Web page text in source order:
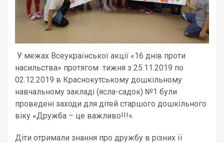
У межах Всеукраїнської акції «16 днів проти
насильства» протягом тижня з 25.11.2019 по
02.12.2019 в Краснокутському дошкільному
навчальному закладі (ясла-садок) №1 були
проведені заходи для дітей старшого дошкільного
віку «Дружба – це важливо!!!».
Діти отримали знання про дружбу в різних її